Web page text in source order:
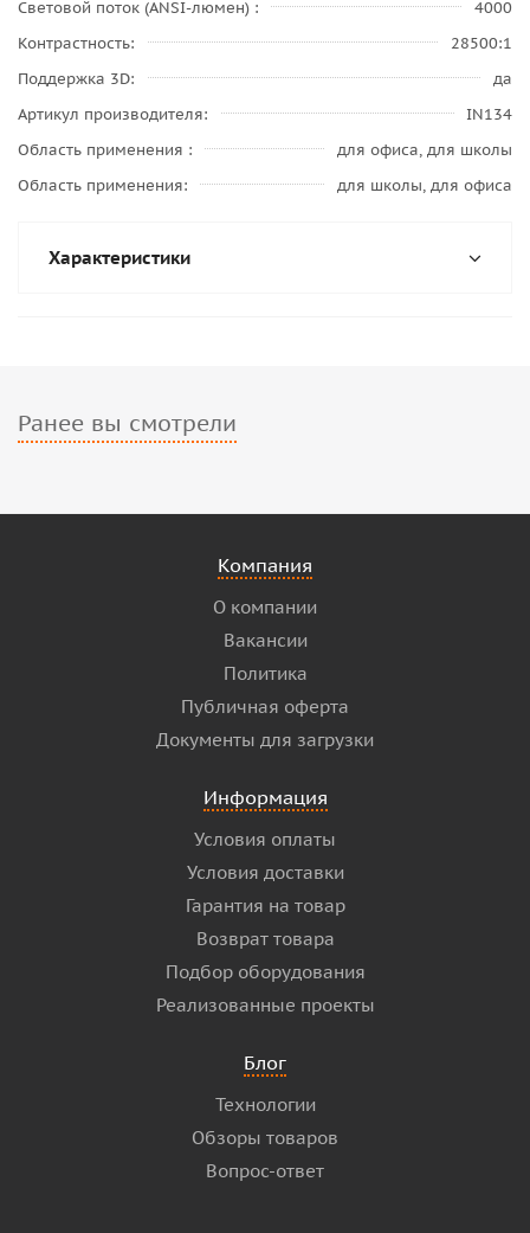
Световой поток (ANSI-люмен)
4000
Контрастность
28500:1
Поддержка 3D
да
Артикул производителя
IN134
Область применения
для офиса, для школы
Область применения
для школы, для офиса
Характеристики
Ранее вы смотрели
Компания
О компании
Вакансии
Политика
Публичная оферта
Документы для загрузки
Информация
Условия оплаты
Условия доставки
Гарантия на товар
Возврат товара
Подбор оборудования
Реализованные проекты
Блог
Технологии
Обзоры товаров
Вопрос-ответ